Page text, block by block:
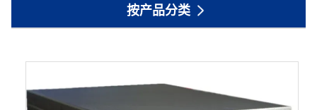
按产品分类